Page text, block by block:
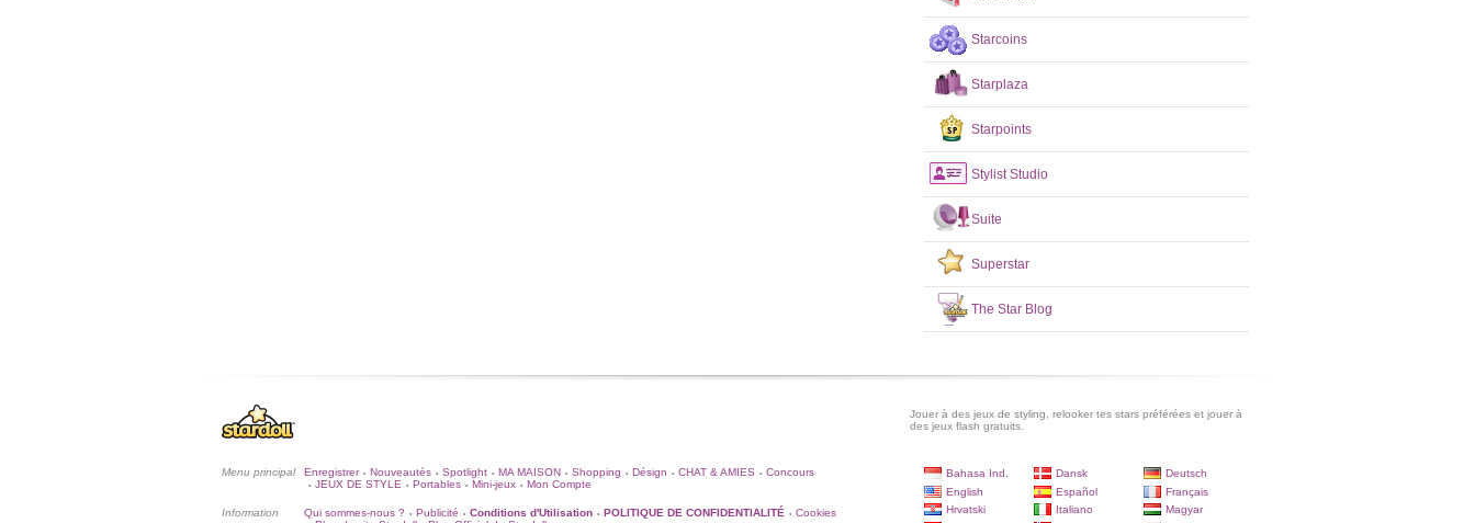
Starcoins
Starplaza
Starpoints
Stylist Studio
Suite
Superstar
The Star Blog
Jouer à des jeux de styling, relooker tes stars préférées et jouer à
des jeux flash gratuits.
Menu principal Enregistrer • Nouveautés • Spotlight • MA MAISON • Shopping • Désign • CHAT & AMIES • Concours
• JEUX DE STYLE • Portables • Mini-jeux • Mon Compte
Information Qui sommes-nous ? • Publicité • Conditions d'Utilisation • POLITIQUE DE CONFIDENTIALITÉ • Cookies
Bahasa Ind. Dansk
Deutsch
English
Español
Français
Hrvatski
Italiano
Magyar